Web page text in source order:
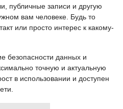
публичные записи и другую
вам человеке. Будь то
или просто интерес к какому-
безопасности данных и
точную и актуальную
в использовании и доступен